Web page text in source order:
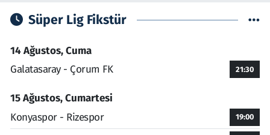
Süper Lig Fikstür
14 Ağustos, Cuma
Galatasaray - Çorum FK
21:30
15 Ağustos, Cumartesi
Konyaspor - Rizespor
19:00